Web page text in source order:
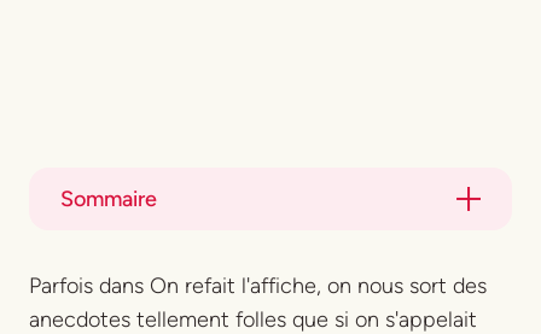
Sommaire
Title
Parfois dans On refait l'affiche, on nous sort des
anecdotes tellement folles que si on s'appelait